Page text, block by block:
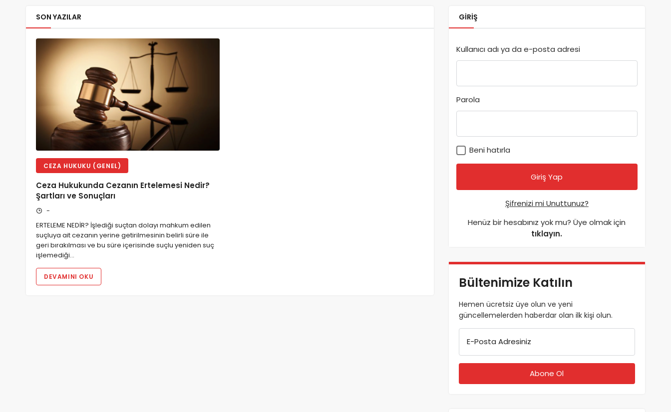
SON YAZILAR
CEZA HUKUKU (GENEL)
Ceza Hukukunda Cezanın Ertelemesi Nedir?
Şartları ve Sonuçları
-
ERTELEME NEDİR? İşlediği suçtan dolayı mahkum edilen
suçluya ait cezanın yerine getirilmesinin belirli süre ile
geri bırakılması ve bu süre içerisinde suçlu yeniden suç
işlemediği…
DEVAMINI OKU
GIRIŞ
Kullanıcı adı ya da e-posta adresi
Parola
Beni hatırla
Şifrenizi mi Unuttunuz?
Henüz bir hesabınız yok mu? Üye olmak için
tıklayın.
Bültenimize Katılın
Hemen ücretsiz üye olun ve yeni
güncellemelerden haberdar olan ilk kişi olun.
E-Posta Adresiniz